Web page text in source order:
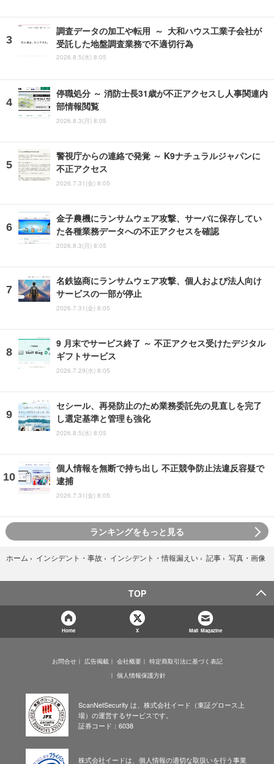
調査データの加工や転用 ～ 大和ハウス工業子会社が
受託した地盤調査業務で不適切行為
2026.8.5(水) 8:05
停職処分 ～ 消防士長31歳が不正アクセスし人事関連内
部情報閲覧
2026.8.3(月) 8:05
警視庁からの連絡で発覚 ～ K9ナチュラルジャパンに
不正アクセス
2026.7.31(金) 8:05
金子農機にランサムウェア攻撃、サーバに保存してい
た各種業務データへの不正アクセスを確認
2026.8.3(月) 8:05
名鉄協商にランサムウェア攻撃、個人および法人向け
サービスの一部が停止
2026.7.31(金) 8:05
9 月末でサービス終了 ～ 不正アクセス受けたデジタル
ギフトサービス
2026.7.29(水) 8:05
セシール、再発防止のため業務委託先の見直しを完了
し選定基準と管理も強化
2026.8.5(水) 8:05
個人情報を無断で持ち出し 不正競争防止法違反容疑で
逮捕
2026.7.31(金) 8:05
ランキングをもっと見る
ホーム › インシデント・事故 › インシデント・情報漏えい › 記事 › 写真・画像
TOP
Home X Mail Magazine
お問合せ 広告掲載 会社概要
特定商取引法に基づく表記
個人情報保護方針
ScanNetSecurity は、株式会社イード（東証グロース上
場）の運営するサービスです。
証券コード：6038
株式会社イードは、個人情報の適切な取扱いを行う事業